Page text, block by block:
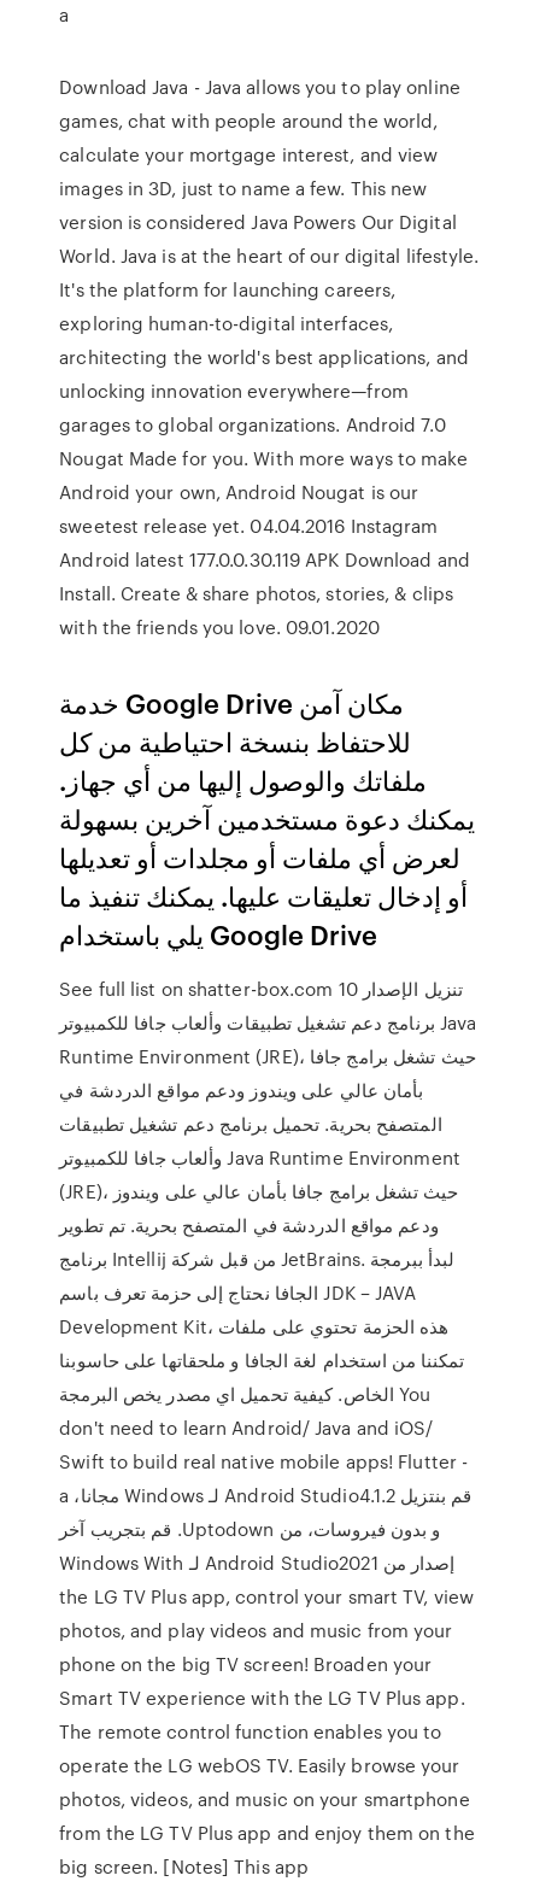
a
Download Java - Java allows you to play online
games, chat with people around the world,
calculate your mortgage interest, and view
images in 3D, just to name a few. This new
version is considered Java Powers Our Digital
World. Java is at the heart of our digital lifestyle.
It's the platform for launching careers,
exploring human-to-digital interfaces,
architecting the world's best applications, and
unlocking innovation everywhere—from
garages to global organizations. Android 7.0
Nougat Made for you. With more ways to make
Android your own, Android Nougat is our
sweetest release yet. 04.04.2016 Instagram
Android latest 177.0.0.30.119 APK Download and
Install. Create & share photos, stories, & clips
with the friends you love. 09.01.2020
خدمة Google Drive مكان آمن
للاحتفاظ بنسخة احتياطية من كل
ملفاتك والوصول إليها من أي جهاز.
يمكنك دعوة مستخدمين آخرين بسهولة
لعرض أي ملفات أو مجلدات أو تعديلها
أو إدخال تعليقات عليها. يمكنك تنفيذ ما
يلي باستخدام Google Drive
See full list on shatter-box.com تنزيل الإصدار 10
برنامج دعم تشغيل تطبيقات وألعاب جافا للكمبيوتر Java
Runtime Environment (JRE)، حيث تشغل برامج جافا
بأمان عالي على ويندوز ودعم مواقع الدردشة في
المتصفح بحرية. تحميل برنامج دعم تشغيل تطبيقات
وألعاب جافا للكمبيوتر Java Runtime Environment
(JRE)، حيث تشغل برامج جافا بأمان عالي على ويندوز
ودعم مواقع الدردشة في المتصفح بحرية. تم تطوير
برنامج Intellij من قبل شركة JetBrains. لبدأ ببرمجة
الجافا نحتاج إلى حزمة تعرف باسم JDK – JAVA
Development Kit، هذه الحزمة تحتوي على ملفات
تمكننا من استخدام لغة الجافا و ملحقاتها على حاسوبنا
الخاص. كيفية تحميل اي مصدر يخص البرمجة You
don't need to learn Android/ Java and iOS/
Swift to build real native mobile apps! Flutter -
a ‫قم بنتزيل Android Studio4.1.2 لـ Windows مجانا،
و بدون فيروسات، من Uptodown. قم بتجريب آخر
إصدار من Android Studio2021 لـ Windows With
the LG TV Plus app, control your smart TV, view
photos, and play videos and music from your
phone on the big TV screen! Broaden your
Smart TV experience with the LG TV Plus app.
The remote control function enables you to
operate the LG webOS TV. Easily browse your
photos, videos, and music on your smartphone
from the LG TV Plus app and enjoy them on the
big screen. [Notes] This app